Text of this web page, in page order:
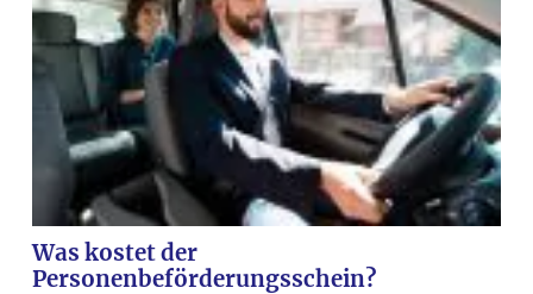
Was kostet der
Personenbeförderungsschein?